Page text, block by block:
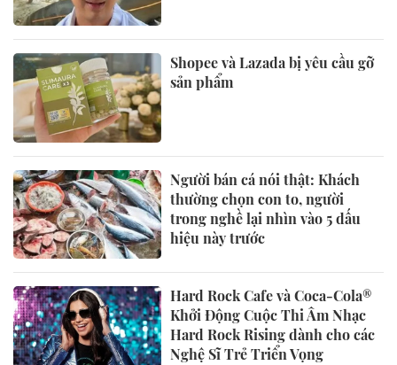
Shopee và Lazada bị yêu cầu gỡ
sản phẩm
Người bán cá nói thật: Khách
thường chọn con to, người
trong nghề lại nhìn vào 5 dấu
hiệu này trước
Hard Rock Cafe và Coca-Cola®
Khởi Động Cuộc Thi Âm Nhạc
Hard Rock Rising dành cho các
Nghệ Sĩ Trẻ Triển Vọng